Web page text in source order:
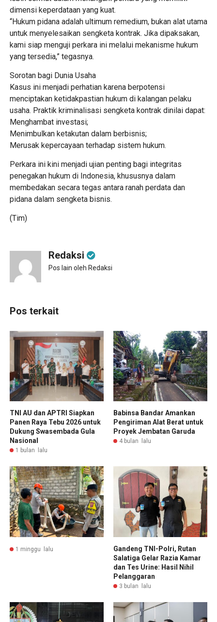
dimensi keperdataan yang kuat.
“Hukum pidana adalah ultimum remedium, bukan alat utama
untuk menyelesaikan sengketa kontrak. Jika dipaksakan,
kami siap menguji perkara ini melalui mekanisme hukum
yang tersedia,” tegasnya.
Sorotan bagi Dunia Usaha
Kasus ini menjadi perhatian karena berpotensi
menciptakan ketidakpastian hukum di kalangan pelaku
usaha. Praktik kriminalisasi sengketa kontrak dinilai dapat:
Menghambat investasi;
Menimbulkan ketakutan dalam berbisnis;
Merusak kepercayaan terhadap sistem hukum.
Perkara ini kini menjadi ujian penting bagi integritas
penegakan hukum di Indonesia, khususnya dalam
membedakan secara tegas antara ranah perdata dan
pidana dalam sengketa bisnis.
(Tim)
Redaksi
Pos lain oleh Redaksi
Pos terkait
TNI AU dan APTRI Siapkan
Panen Raya Tebu 2026 untuk
Dukung Swasembada Gula
Nasional
1 bulan lalu
Babinsa Bandar Amankan
Pengiriman Alat Berat untuk
Proyek Jembatan Garuda
4 bulan lalu
1 minggu lalu
Gandeng TNI-Polri, Rutan
Salatiga Gelar Razia Kamar
dan Tes Urine: Hasil Nihil
Pelanggaran
3 bulan lalu